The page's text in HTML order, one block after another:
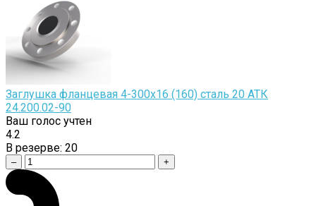
Заглушка фланцевая 4-300х16 (160) сталь 20 АТК
24.200.02-90
Ваш голос учтен
4.2
В резерве: 20
– +